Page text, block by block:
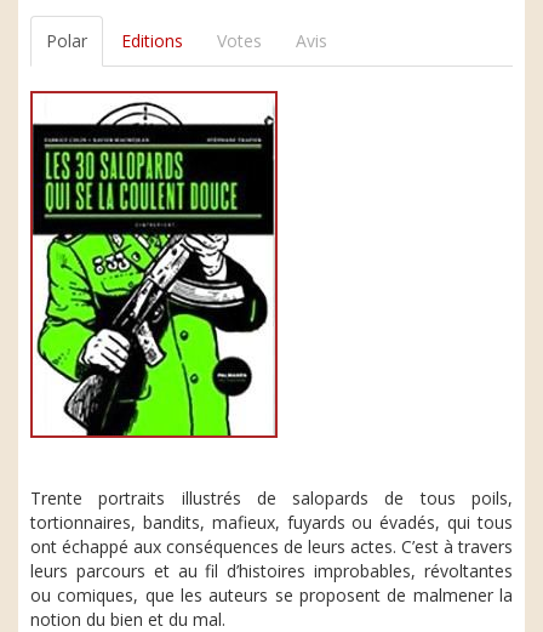
Polar Editions Votes Avis
Trente portraits illustrés de salopards de tous poils,
tortionnaires, bandits, mafieux, fuyards ou évadés, qui tous
ont échappé aux conséquences de leurs actes. C’est à travers
leurs parcours et au fil d’histoires improbables, révoltantes
ou comiques, que les auteurs se proposent de malmener la
notion du bien et du mal.